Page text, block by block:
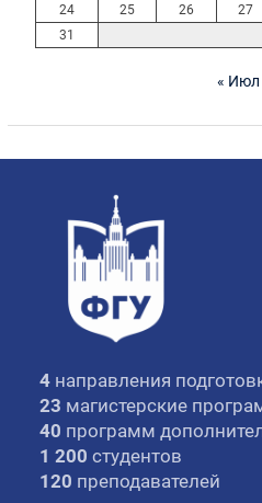
24
25 26 27
31
« Июл
4 направления
23 магистерские
40 программ
1 200 студентов
120 преподавателей